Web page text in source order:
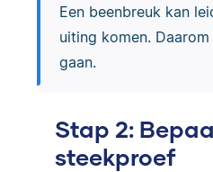
Een beenbreuk kan
uiting komen.
gaan.
Stap 2:
steekproef